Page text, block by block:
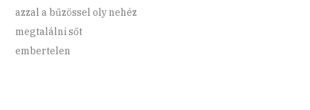
azzal a bűzössel oly nehéz
megtalálni sőt
embertelen